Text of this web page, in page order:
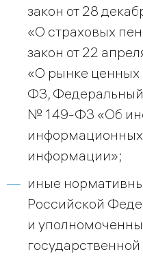
закон от 28
«О страховых
закон от 22
«О рынке
ФЗ, Федеральный
№ 149-ФЗ «Об
информационных
информации»;
иные
Российской
и
государственной